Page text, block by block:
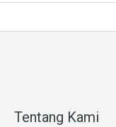
Tentang Kami